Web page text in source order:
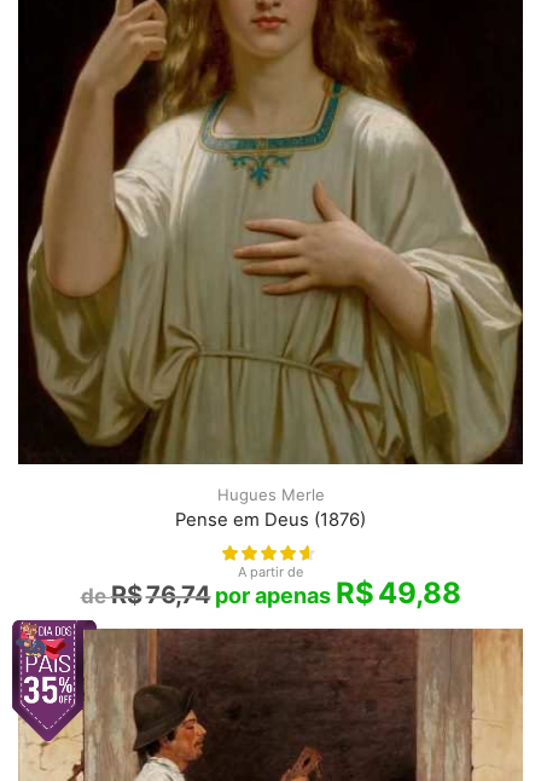
Hugues Merle
Pense em Deus (1876)
A partir de
R$76,74 R$49,88